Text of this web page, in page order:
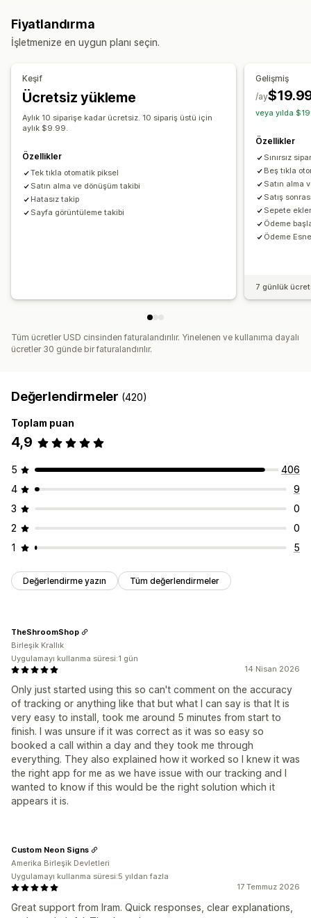
Web Sitesi
Piksel yönetimi
Performans analizleri
UTM öz nitelikleri
Pazarlama ve satış
Görseller ve raporlar
Analizler kontrol paneli Özel kontrol panelleri Özel raporlar
Fiyatlandırma
İşletmenize en uygun planı seçin.
Keşif
Ücretsiz yükleme
Aylık 10 siparişe kadar ücretsiz. 10 sipariş üstü için
aylık $9.99.
Özellikler
Tek tıkla otomatik piksel
Satın alma ve dönüşüm takibi
Hatasız takip
Sayfa görüntüleme takibi
Gelişmiş
/ay
veya yılda
Özellikler
Sınırsız
Beş tıkla
Satın alma
Satış
Sepete
Ödeme
Ödeme
7 günlük
Tüm ücretler USD cinsinden faturalandırılır. Yinelenen ve kullanıma dayalı
ücretler 30 günde bir faturalandırılır.
Değerlendirmeler (420)
Toplam puan
4,9
5
406
4
9
3
0
2
0
1
5
Değerlendirme yazın Tüm değerlendirmeler
14 Nisan 2026
Only just started using this so can't comment on the accuracy
of tracking or anything like that but what I can say is that It is
very easy to install, took me around 5 minutes from start to
finish. I was unsure if it was correct as it was so easy so
booked a call within a day and they took me through
everything. They also explained how it worked so I knew it was
the right app for me as we have issue with our tracking and I
wanted to know if this would be the right solution which it
appears it is.
TheShroomShop
Birleşik Krallık
Uygulamayı kullanma süresi:1 gün
17 Temmuz 2026
Great support from Iram. Quick responses, clear explanations,
Custom Neon Signs
Amerika Birleşik Devletleri
Uygulamayı kullanma süresi:5 yıldan fazla